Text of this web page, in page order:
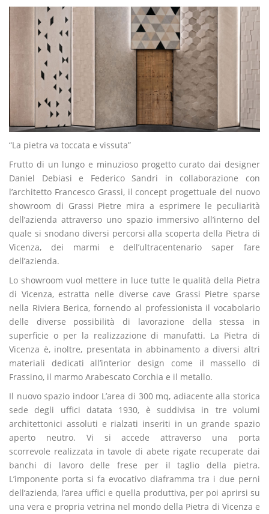
“La pietra va toccata e vissuta”
Frutto di un lungo e minuzioso progetto curato dai designer
Daniel Debiasi e Federico Sandri in collaborazione con
l’architetto Francesco Grassi, il concept progettuale del nuovo
showroom di Grassi Pietre mira a esprimere le peculiarità
dell’azienda attraverso uno spazio immersivo all’interno del
quale si snodano diversi percorsi alla scoperta della Pietra di
Vicenza, dei marmi e dell’ultracentenario saper fare
dell’azienda.
Lo showroom vuol mettere in luce tutte le qualità della Pietra
di Vicenza, estratta nelle diverse cave Grassi Pietre sparse
nella Riviera Berica, fornendo al professionista il vocabolario
delle diverse possibilità di lavorazione della stessa in
superficie o per la realizzazione di manufatti. La Pietra di
Vicenza è, inoltre, presentata in abbinamento a diversi altri
materiali dedicati all’interior design come il massello di
Frassino, il marmo Arabescato Corchia e il metallo.
Il nuovo spazio indoor L’area di 300 mq, adiacente alla storica
sede degli uffici datata 1930, è suddivisa in tre volumi
architettonici assoluti e rialzati inseriti in un grande spazio
aperto neutro. Vi si accede attraverso una porta
scorrevole realizzata in tavole di abete rigate recuperate dai
banchi di lavoro delle frese per il taglio della pietra.
L’imponente porta si fa evocativo diaframma tra i due perni
dell’azienda, l’area uffici e quella produttiva, per poi aprirsi su
una vera e propria vetrina nel mondo della Pietra di Vicenza e